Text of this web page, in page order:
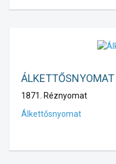
ÁLKETTŐSNYOMAT
1871. Réznyomat
Álkettősnyomat